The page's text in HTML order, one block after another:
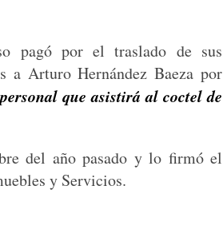
pagó por el traslado de sus
a Arturo Hernández Baeza por
que asistirá al coctel de
del año pasado y lo firmó el
y Servicios.